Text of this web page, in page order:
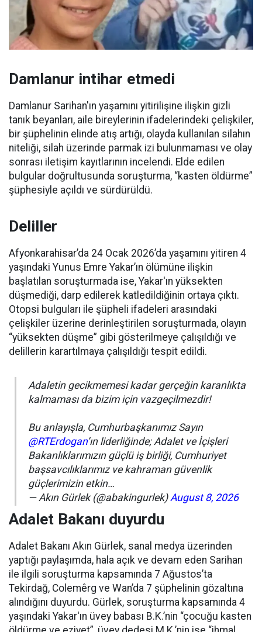
Damlanur intihar etmedi
Damlanur Sarihan'ın yaşamını yitirilişine ilişkin gizli
tanık beyanları, aile bireylerinin ifadelerindeki çelişkiler,
bir şüphelinin elinde atış artığı, olayda kullanılan silahın
niteliği, silah üzerinde parmak izi bulunmaması ve olay
sonrası iletişim kayıtlarının incelendi. Elde edilen
bulgular doğrultusunda soruşturma, “kasten öldürme”
şüphesiyle açıldı ve sürdürüldü.
Deliller
Afyonkarahisar’da 24 Ocak 2026’da yaşamını yitiren 4
yaşındaki Yunus Emre Yakar’ın ölümüne ilişkin
başlatılan soruşturmada ise, Yakar'ın yüksekten
düşmediği, darp edilerek katledildiğinin ortaya çıktı.
Otopsi bulguları ile şüpheli ifadeleri arasındaki
çelişkiler üzerine derinleştirilen soruşturmada, olayın
“yüksekten düşme” gibi gösterilmeye çalışıldığı ve
delillerin karartılmaya çalışıldığı tespit edildi.
Adaletin gecikmemesi kadar gerçeğin karanlıkta
kalmaması da bizim için vazgeçilmezdir!
Bu anlayışla, Cumhurbaşkanımız Sayın
@RTErdogan’ın liderliğinde; Adalet ve İçişleri
Bakanlıklarımızın güçlü iş birliği, Cumhuriyet
başsavcılıklarımız ve kahraman güvenlik
güçlerimizin etkin…
— Akın Gürlek (@abakingurlek)August 8, 2026
Adalet Bakanı duyurdu
Adalet Bakanı Akın Gürlek, sanal medya üzerinden
yaptığı paylaşımda, hala açık ve devam eden Sarihan
ile ilgili soruşturma kapsamında 7 Ağustos’ta
Tekirdağ, Colemêrg ve Wan’da 7 şüphelinin gözaltına
alındığını duyurdu. Gürlek, soruşturma kapsamında 4
yaşındaki Yakar'ın üvey babası B.K.’nin “çocuğu kasten